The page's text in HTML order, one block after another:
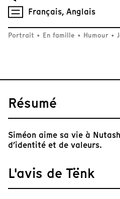
Français, Anglais
Portrait • En famille • Humour •
Résumé
Siméon aime sa vie à
d’identité et de valeurs.
L'avis de Tënk